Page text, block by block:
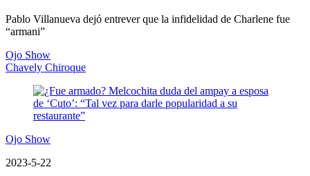
Pablo Villanueva dejó entrever que la infidelidad de Charlene fue
“armani”
Ojo Show
Chavely Chiroque
Ojo Show
2023-5-22